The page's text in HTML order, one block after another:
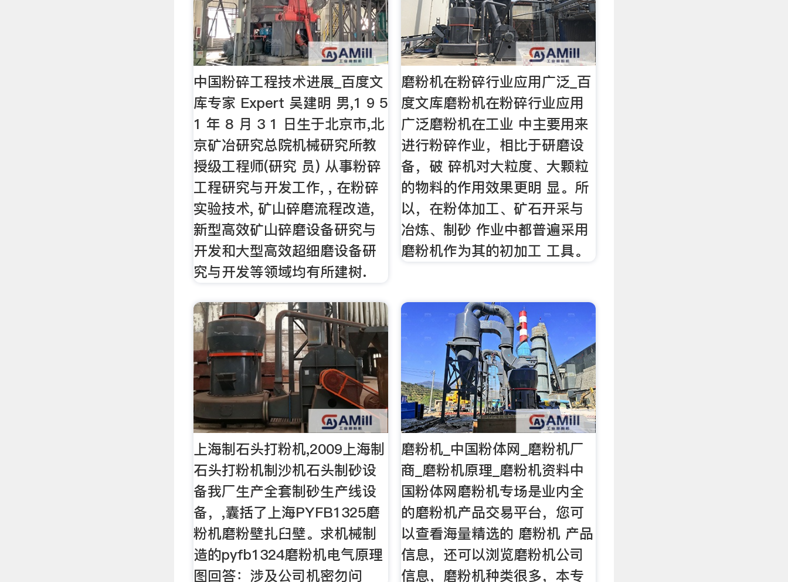
中国粉碎工程技术进展_百度文
库专家 Expert 吴建明 男,1 9 5
1 年 8 月 3 1 日生于北京市,北
京矿冶研究总院机械研究所教
授级工程师(研究 员) 从事粉碎
工程研究与开发工作, , 在粉碎
实验技术, 矿山碎磨流程改造,
新型高效矿山碎磨设备研究与
开发和大型高效超细磨设备研
究与开发等领域均有所建树.
磨粉机在粉碎行业应用广泛_百
度文库磨粉机在粉碎行业应用
广泛磨粉机在工业 中主要用来
进行粉碎作业，相比于研磨设
备，破 碎机对大粒度、大颗粒
的物料的作用效果更明 显。所
以，在粉体加工、矿石开采与
冶炼、制砂 作业中都普遍采用
磨粉机作为其的初加工 工具。
上海制石头打粉机,2009上海制
石头打粉机制沙机石头制砂设
备我厂生产全套制砂生产线设
备，,囊括了上海PYFB1325磨
粉机磨粉壁扎臼壁。求机械制
造的pyfb1324磨粉机电气原理
图回答：涉及公司机密勿问
磨粉机_中国粉体网_磨粉机厂
商_磨粉机原理_磨粉机资料中
国粉体网磨粉机专场是业内全
的磨粉机产品交易平台，您可
以查看海量精选的 磨粉机 产品
信息，还可以浏览磨粉机公司
信息，磨粉机种类很多，本专